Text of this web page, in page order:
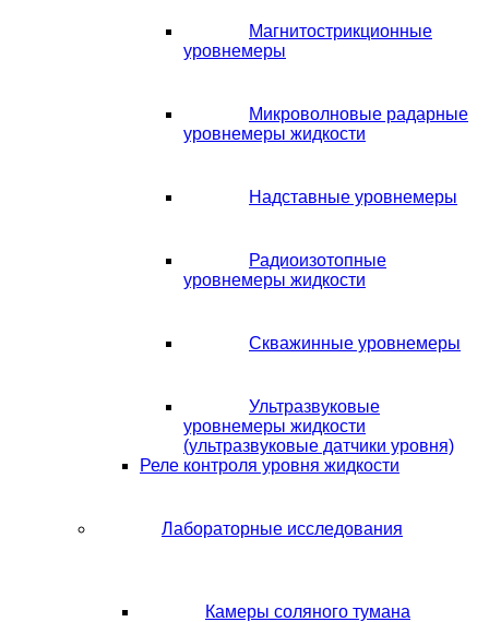
Магнитострикционные
уровнемеры
Микроволновые радарные
уровнемеры жидкости
Надставные уровнемеры
Радиоизотопные
уровнемеры жидкости
Скважинные уровнемеры
Ультразвуковые
уровнемеры жидкости
(ультразвуковые датчики уровня)
Реле контроля уровня жидкости
Лабораторные исследования
Камеры соляного тумана